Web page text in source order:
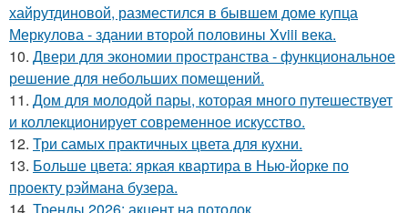
хайрутдиновой, разместился в бывшем доме купца
Меркулова - здании второй половины Xviii века.
10. Двери для экономии пространства - функциональное
решение для небольших помещений.
11. Дом для молодой пары, которая много путешествует
и коллекционирует современное искусство.
12. Три самых практичных цвета для кухни.
13. Больше цвета: яркая квартира в Нью-йорке по
проекту рэймана бузера.